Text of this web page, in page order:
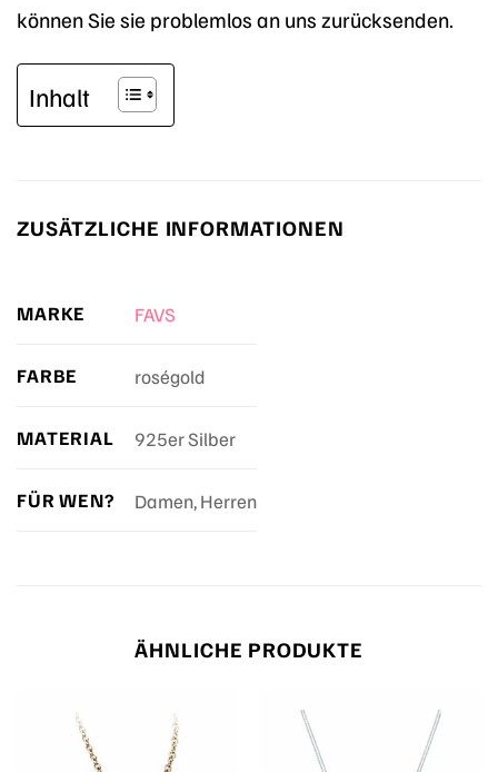
können Sie sie problemlos an uns zurücksenden.
Inhalt
ZUSÄTZLICHE INFORMATIONEN
MARKE FAVS
FARBE roségold
MATERIAL 925er Silber
FÜR WEN? Damen, Herren
ÄHNLICHE PRODUKTE